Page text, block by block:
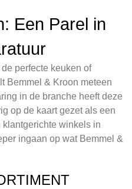
Een Parel in
perfecte keuken of
Bemmel & Kroon meteen
in de branche heeft deze
op de kaart gezet als een
winkels in
ingaan op wat Bemmel &